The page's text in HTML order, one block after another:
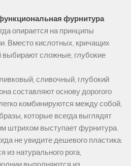
фурнитура
опирается на принципы
Вместо кислотных, кричащих
выбирают сложные, глубокие
сливочный, глубокий
составляют основу дорогого
комбинируются между собой,
которые всегда выглядят
штрихом выступает фурнитура.
не увидите дешевого пластика:
из натурального рога,